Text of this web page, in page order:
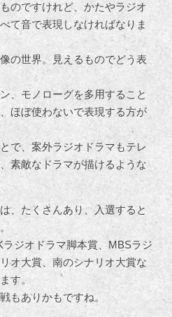
のですけれど、かたやラジオ
て音で表現しなければなりま
の世界。見えるものでどう表
、モノローグを多用すること
ほぼ使わないで表現する方が
で、案外ラジオドラマもテレ
素敵なドラマが描けるような
、たくさんあり、入選すると
ジオドラマ脚本賞、MBSラジ
オ大賞、南のシナリオ大賞な
す。
もありかもですね。